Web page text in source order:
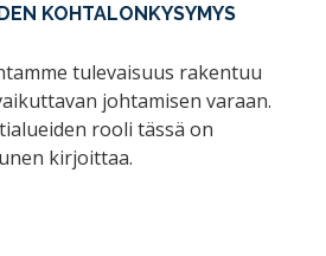
KOHTALONKYSYMYS
tulevaisuus rakentuu
johtamisen varaan.
rooli tässä on
kirjoittaa.